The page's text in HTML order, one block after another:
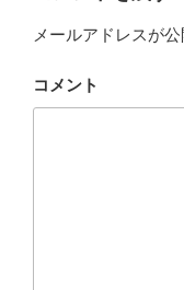
メールアドレスが
コメント